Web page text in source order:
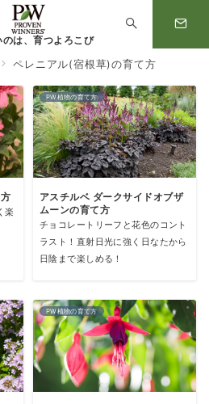
のは、育つよろこび
ペレニアル(宿根草)の育て方
楽
PW植物の育て方
アスチルベ ダークサイドオブザ
ムーンの育て方
チョコレートリーフと花色のコント
ラスト！直射日光に強く日なたから
日陰まで楽しめる！
PW植物の育て方